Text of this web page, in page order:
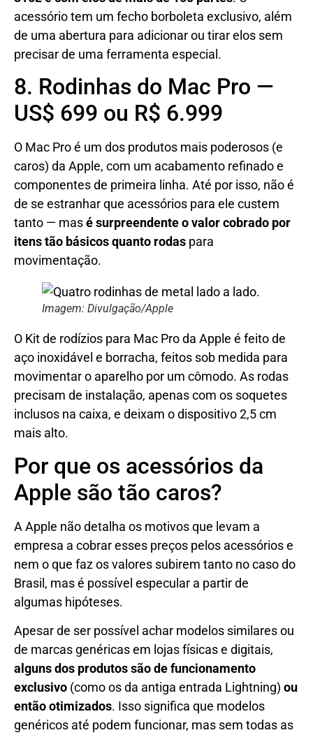
acessório tem um fecho borboleta exclusivo, além
de uma abertura para adicionar ou tirar elos sem
precisar de uma ferramenta especial.
8. Rodinhas do Mac Pro —
US$ 699 ou R$ 6.999
O Mac Pro é um dos produtos mais poderosos (e
caros) da Apple, com um acabamento refinado e
componentes de primeira linha. Até por isso, não é
de se estranhar que acessórios para ele custem
tanto — masé surpreendente o valor cobrado por
itens tão básicos quanto rodas para
movimentação.
Imagem: Divulgação/Apple
O Kit de rodízios para Mac Pro da Apple é feito de
aço inoxidável e borracha, feitos sob medida para
movimentar o aparelho por um cômodo. As rodas
precisam de instalação, apenas com os soquetes
inclusos na caixa, e deixam o dispositivo 2,5 cm
mais alto.
Por que os acessórios da
Apple são tão caros?
A Apple não detalha os motivos que levam a
empresa a cobrar esses preços pelos acessórios e
nem o que faz os valores subirem tanto no caso do
Brasil, mas é possível especular a partir de
algumas hipóteses.
Apesar de ser possível achar modelos similares ou
de marcas genéricas em lojas físicas e digitais,
alguns dos produtos são de funcionamento
exclusivo (como os da antiga entrada Lightning) ou
então otimizados. Isso significa que modelos
genéricos até podem funcionar, mas sem todas as